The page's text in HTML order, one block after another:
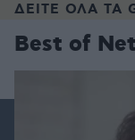
ΔΕΙΤΕ ΟΛΑ ΤΑ
Best of